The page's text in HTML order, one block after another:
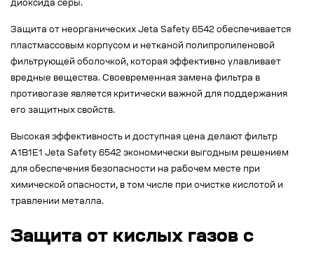
диоксида серы.
Защита от неорганических Jeta Safety 6542 обеспечивается
пластмассовым корпусом и нетканой полипропиленовой
фильтрующей оболочкой, которая эффективно улавливает
вредные вещества. Своевременная замена фильтра в
противогазе является критически важной для поддержания
его защитных свойств.
Высокая эффективность и доступная цена делают фильтр
A1B1E1 Jeta Safety 6542 экономически выгодным решением
для обеспечения безопасности на рабочем месте при
химической опасности, в том числе при очистке кислотой и
травлении металла.
Защита от кислых газов с